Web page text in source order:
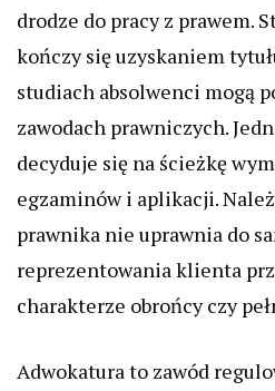
drodze do pracy z prawem.
kończy się uzyskaniem
studiach absolwenci mogą
zawodach prawniczych.
decyduje się na ścieżkę
egzaminów i aplikacji.
prawnika nie uprawnia do
reprezentowania klienta
charakterze obrońcy czy
Adwokatura to zawód